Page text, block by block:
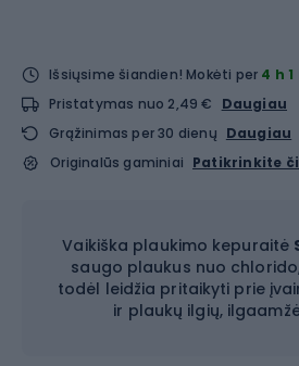
Išsiųsime šiandien! Mokėti per 4 h 1
Pristatymas nuo 2,49 €
Daugiau
Grąžinimas per 30 dienų Daugiau
Originalūs gaminiai Patikrinkite
Vaikiška plaukimo kepuraitė
saugo plaukus nuo
todėl leidžia pritaikyti prie
ir plaukų ilgių,